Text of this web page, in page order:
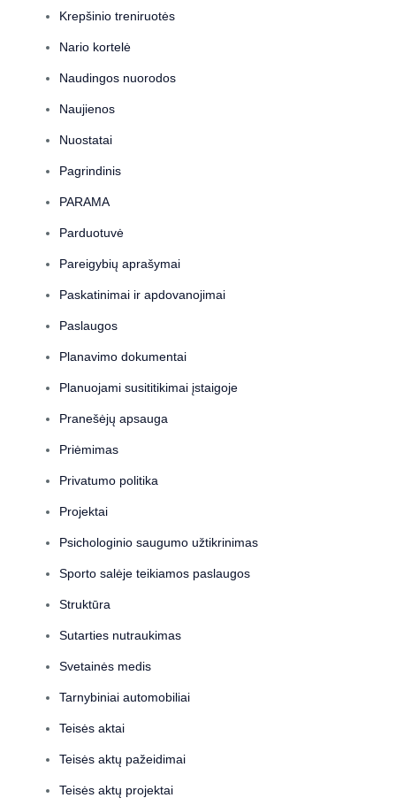
Krepšinio treniruotės
Nario kortelė
Naudingos nuorodos
Naujienos
Nuostatai
Pagrindinis
PARAMA
Parduotuvė
Pareigybių aprašymai
Paskatinimai ir apdovanojimai
Paslaugos
Planavimo dokumentai
Planuojami susititikimai įstaigoje
Pranešėjų apsauga
Priėmimas
Privatumo politika
Projektai
Psichologinio saugumo užtikrinimas
Sporto salėje teikiamos paslaugos
Struktūra
Sutarties nutraukimas
Svetainės medis
Tarnybiniai automobiliai
Teisės aktai
Teisės aktų pažeidimai
Teisės aktų projektai